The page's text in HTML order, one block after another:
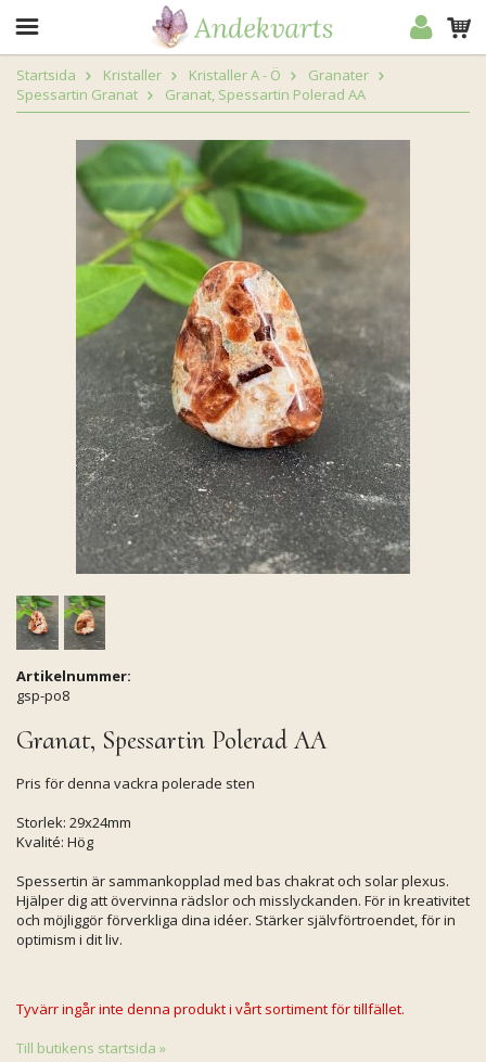
Startsida Kristaller Kristaller A - Ö
Granater
Spessartin Granat
Granat, Spessartin Polerad AA
Artikelnummer:
gsp-po8
Granat, Spessartin Polerad AA
Pris för denna vackra polerade sten
Storlek: 29x24mm
Kvalité: Hög
Spessertin är sammankopplad med bas chakrat och solar plexus.
Hjälper dig att övervinna rädslor och misslyckanden. För in kreativitet
och möjliggör förverkliga dina idéer. Stärker självförtroendet, för in
optimism i dit liv.
Tyvärr ingår inte denna produkt i vårt sortiment för tillfället.
Till butikens startsida »